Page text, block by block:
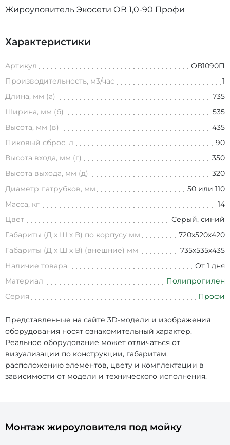
Жироуловитель Экосети ОВ 1,0-90 Профи
Характеристики
Артикул
ОВ1090П
Производительность, м3/час
1
Длина, мм (а)
735
Ширина, мм (б)
535
Высота, мм (в)
435
Пиковый сброс, л
90
Высота входа, мм (г)
350
Высота выхода, мм (д)
320
Диаметр патрубков, мм
50 или 110
Масса, кг
14
Цвет
Серый, синий
Габариты (Д х Ш х В) по корпусу мм
720х520х420
Габариты (Д х Ш х В) (внешние) мм
735х535х435
Наличие товара
От 1 дня
Материал
Полипропилен
Серия
Профи
Представленные на сайте 3D-модели и изображения
оборудования носят ознакомительный характер.
Реальное оборудование может отличаться от
визуализации по конструкции, габаритам,
расположению элементов, цвету и комплектации в
зависимости от модели и технического исполнения.
Монтаж жироуловителя под мойку